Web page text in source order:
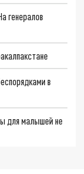
генералов
в
для малышей не